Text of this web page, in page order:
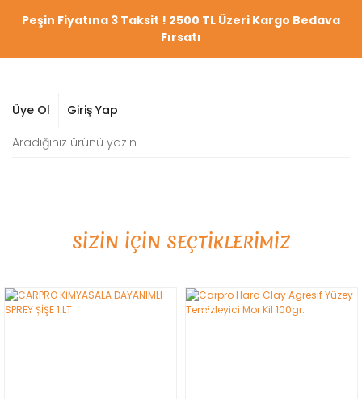
Peşin Fiyatına 3 Taksit ! 2500 TL Üzeri Kargo Bedava
Fırsatı
Üye Ol Giriş Yap
SİZİN İÇİN SEÇTİKLERİMİZ
YENİ YENİ